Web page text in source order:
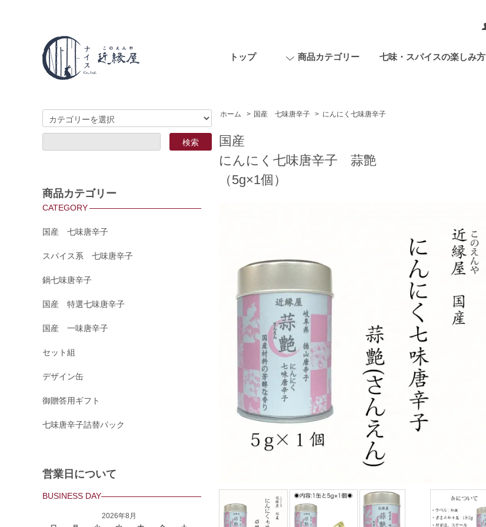
トップ 商品カテゴリー 七味・スパイスの楽しみ方
ホーム > 国産 七味唐辛子 > にんにく七味唐辛子
国産
にんにく七味唐辛子 蒜艶
（5g×1個）
商品カテゴリー
CATEGORY
国産 七味唐辛子
スパイス系 七味唐辛子
鍋七味唐辛子
国産 特選七味唐辛子
国産 一味唐辛子
セット組
デザイン缶
御贈答用ギフト
七味唐辛子詰替パック
営業日について
BUSINESS DAY
2026年8月